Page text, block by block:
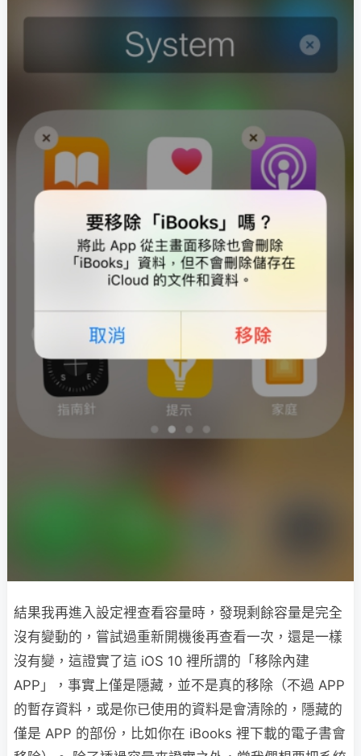
結果我再進入設定裡查看容量時，發現剩餘容量是完全
沒有變動的，嘗試過重新開機後再查看一次，還是一樣
沒有變，這證實了這 iOS 10 裡所謂的「移除內建
APP」，事實上僅是隱藏，並不是真的移除（不過 APP
的暫存資料，或是你已使用的資料是會清除的，隱藏的
僅是 APP 的部份，比如你在 iBooks 裡下載的電子書會